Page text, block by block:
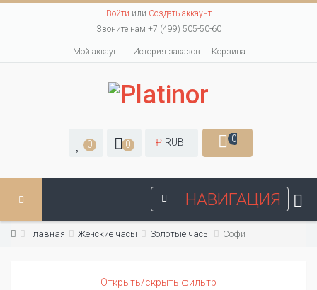
Войти или Создать аккаунт
Звоните нам +7 (499) 505-50-60
Мой аккаунт История заказов Корзина
0 0 ₽ RUB 0
НАВИГАЦИЯ
Главная Женские часы Золотые часы Софи
Открыть/скрыть фильтр